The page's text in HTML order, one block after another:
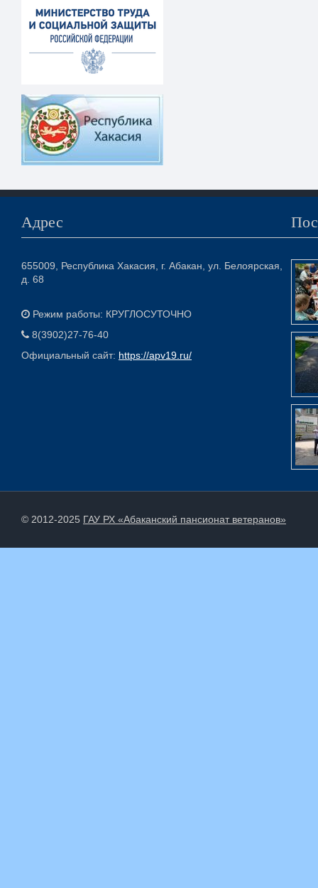
Адрес
655009, Республика Хакасия, г. Абакан, ул. Белоярская,
д. 68
Режим работы: КРУГЛОСУТОЧНО
8(3902)27-76-40
Официальный сайт: https://apv19.ru/
© 2012-2025 ГАУ РХ «Абаканский пансионат ветеранов»